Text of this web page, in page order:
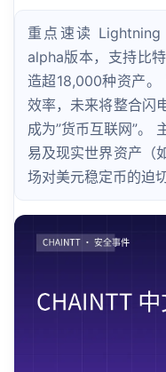
重点速读
alpha版本，支持比
造超18,000种资产
效率，未来将整合闪
成为”货币互联网”。
易及现实世界资产（
场对美元稳定币的迫